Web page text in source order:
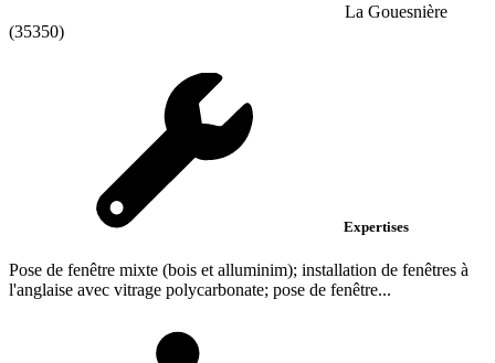
La Gouesnière
(35350)
Expertises
Pose de fenêtre mixte (bois et alluminim); installation de fenêtres à
l'anglaise avec vitrage polycarbonate; pose de fenêtre...